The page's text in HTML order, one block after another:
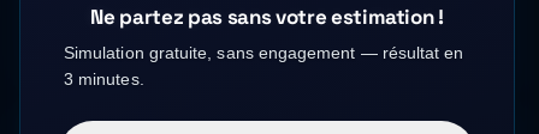
Ne partez pas sans votre estimation !
Simulation gratuite, sans engagement — résultat en
3 minutes.
LILLE